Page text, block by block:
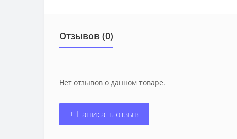
Отзывов (0)
Нет отзывов о данном товаре.
+ Написать отзыв